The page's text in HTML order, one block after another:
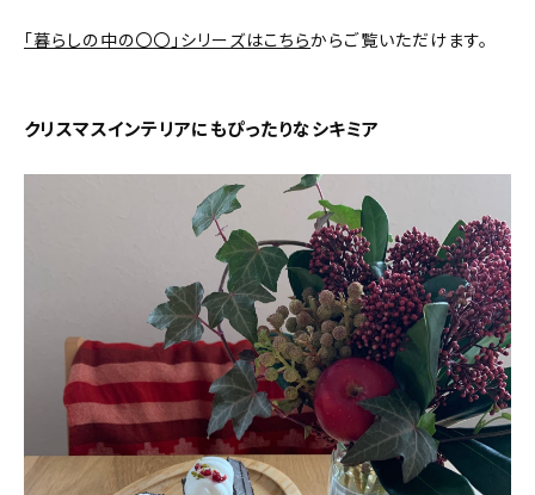
ギフト
キッズ
「暮らしの中の〇〇」シリーズはこちらからご覧いただけます。
クリスマスインテリアにもぴったりなシキミア